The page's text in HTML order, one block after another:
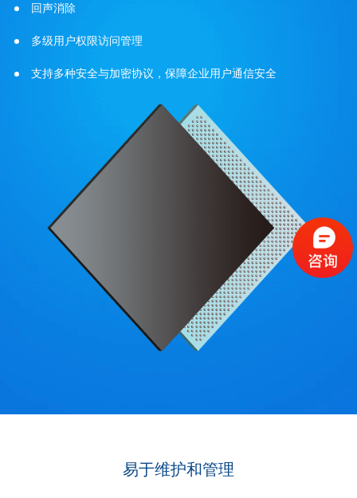
回声消除
多级用户权限访问管理
支持多种安全与加密协议，保障企业用户通信安全
易于维护和管理